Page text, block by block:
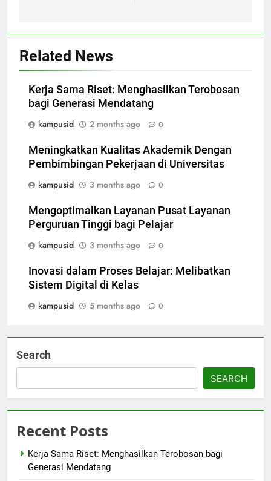
Related News
Kerja Sama Riset: Menghasilkan Terobosan
bagi Generasi Mendatang
kampusid
2 months ago 0
Meningkatkan Kualitas Akademik Dengan
Pembimbingan Pekerjaan di Universitas
kampusid
3 months ago 0
Mengoptimalkan Layanan Pusat Layanan
Perguruan Tinggi bagi Pelajar
kampusid
3 months ago 0
Inovasi dalam Proses Belajar: Melibatkan
Sistem Digital di Kelas
kampusid
5 months ago 0
Search
SEARCH
Recent Posts
Kerja Sama Riset: Menghasilkan Terobosan bagi
Generasi Mendatang